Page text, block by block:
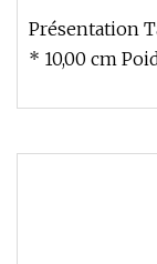
l'yttria
Présentation
* 10,00 cm